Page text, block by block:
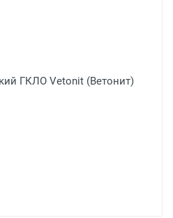
ГКЛО Vetonit (Ветонит)